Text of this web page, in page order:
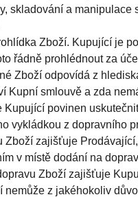
skladování a manipulace
Zboží. Kupující je
řádně prohlédnout za
Zboží odpovídá z
Kupní smlouvě a zda
Kupující povinen
vykládkou z dopravního
Zboží zajišťuje
v místě dodání na
Zboží zajišťuje
nemůže z jakéhokoliv